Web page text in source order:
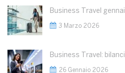
3 Marzo 2026
26 Gennaio 2026